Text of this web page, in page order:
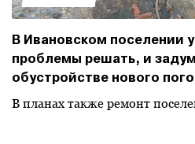
В Ивановском поселении
проблемы решать, и
обустройстве нового
В планах также ремонт